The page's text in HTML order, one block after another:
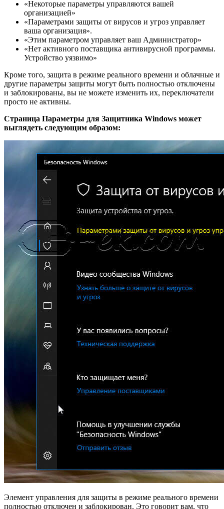
«Некоторые параметры управляются вашей
организацией»
«Параметрами защиты от вирусов и угроз управляет
ваша организация».
«Этим параметром управляет ваш Администратор»
«Нет активного поставщика антивирусной программы.
Устройство уязвимо»
Кроме того, защита в режиме реального времени и облачные и
другие параметры защиты могут быть полностью отключены
и заблокированы, вы не можете изменить их, переключатели
просто не активны.
Страница Параметры для Защитника Windows может
выглядеть следующим образом:
Элемент управления для защиты в режиме реального времени
полностью отключен и заблокирован. Это говорит вам, что